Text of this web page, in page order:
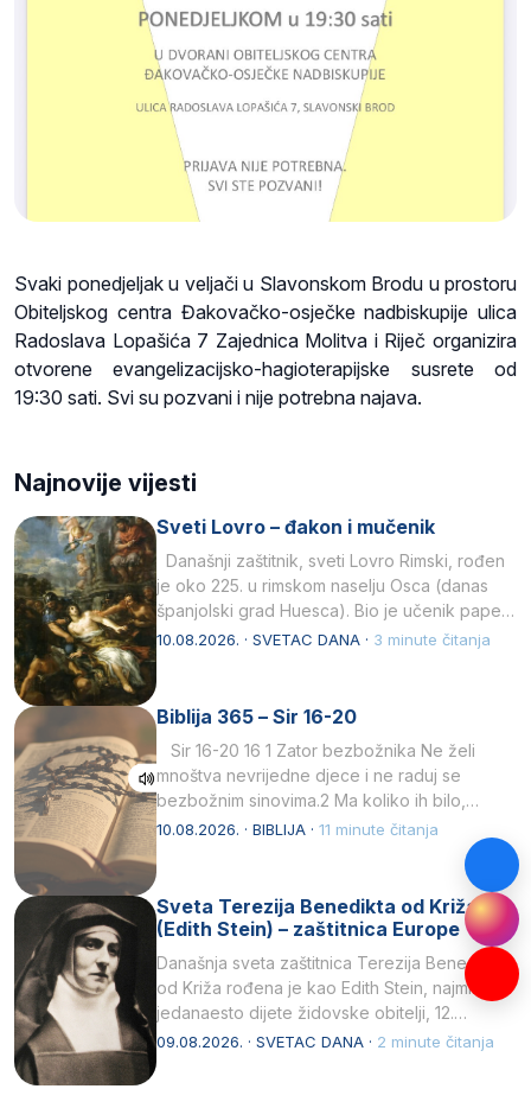
Svaki ponedjeljak u veljači u Slavonskom Brodu u prostoru
Obiteljskog centra Đakovačko-osječke nadbiskupije ulica
Radoslava Lopašića 7 Zajednica Molitva i Riječ organizira
otvorene evangelizacijsko-hagioterapijske susrete od
19:30 sati. Svi su pozvani i nije potrebna najava.
Najnovije vijesti
Sveti Lovro – đakon i mučenik
Današnji zaštitnik, sveti Lovro Rimski, rođen
je oko 225. u rimskom naselju Osca (danas
španjolski grad Huesca). Bio je učenik pape…
10.08.2026. · SVETAC DANA · 3 minute čitanja
Biblija 365 – Sir 16-20
Sir 16-20 16 1 Zator bezbožnika Ne želi
mnoštva nevrijedne djece i ne raduj se
bezbožnim sinovima.2 Ma koliko ih bilo,…
10.08.2026. · BIBLIJA · 11 minute čitanja
Sveta Terezija Benedikta od Križa
(Edith Stein) – zaštitnica Europe
Današnja sveta zaštitnica Terezija Benedikta
od Križa rođena je kao Edith Stein, najmlađe,
jedanaesto dijete židovske obitelji, 12.
listopada 1891, u Wrocławu…
09.08.2026. · SVETAC DANA · 2 minute čitanja